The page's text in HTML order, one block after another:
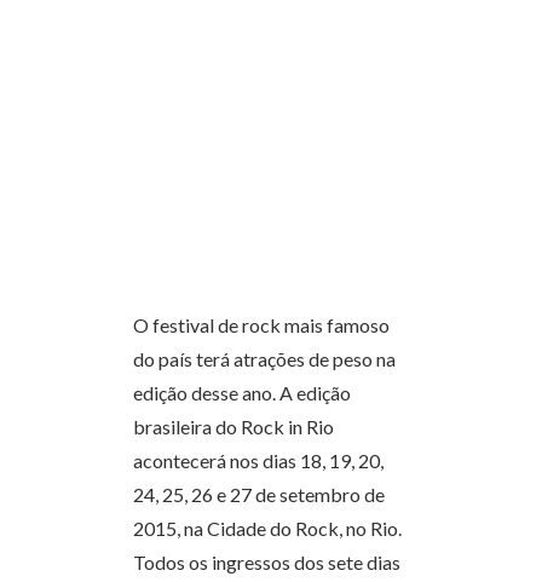
O festival de rock mais famoso
do país terá atrações de peso na
edição desse ano. A edição
brasileira do Rock in Rio
acontecerá nos dias 18, 19, 20,
24, 25, 26 e 27 de setembro de
2015, na Cidade do Rock, no Rio.
Todos os ingressos dos sete dias